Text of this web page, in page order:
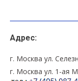
Адрес:
г. Москва ул.
г. Москва ул. 1-ая